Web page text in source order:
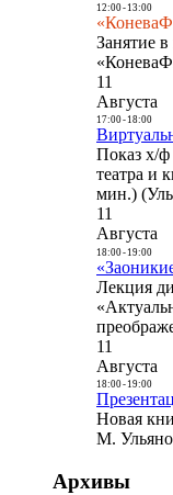
12:00- 13:00
Занятие
11
Августа
17:00- 18:00
Показ х/
театра и
мин.)
11
Августа
18:00- 19:00
Лекция
11
Августа
18:00- 19:00
Новая
М.
Архивы